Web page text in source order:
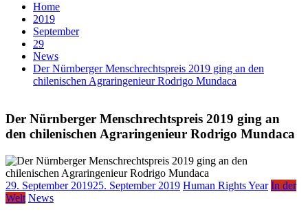
Home
2019
September
29
News
Der Nürnberger Menschrechtspreis 2019 ging an den
chilenischen Agraringenieur Rodrigo Mundaca
Der Nürnberger Menschrechtspreis 2019 ging an
den chilenischen Agraringenieur Rodrigo Mundaca
29. September 201925. September 2019 Human Rights Year In der
Welt News